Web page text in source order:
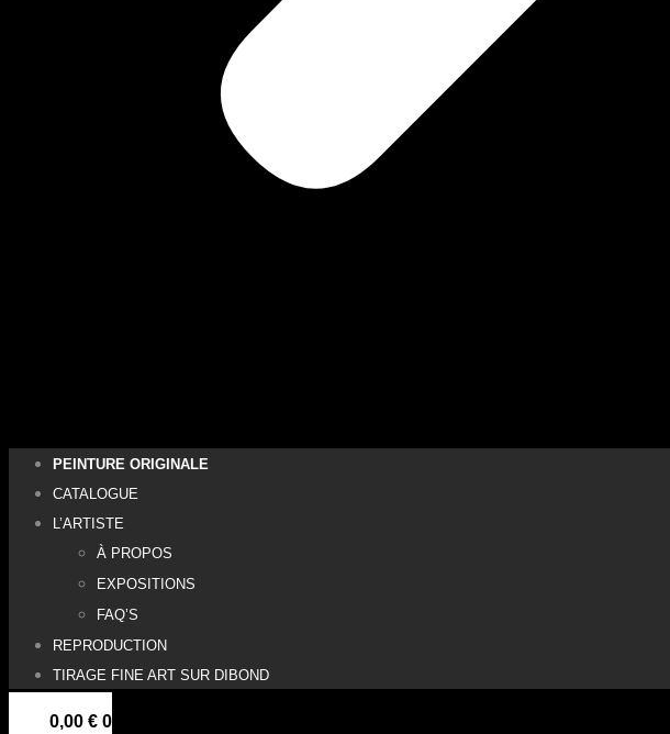
PEINTURE ORIGINALE
CATALOGUE
L’ARTISTE
À PROPOS
EXPOSITIONS
FAQ’S
REPRODUCTION
TIRAGE FINE ART SUR DIBOND
0,00 € 0